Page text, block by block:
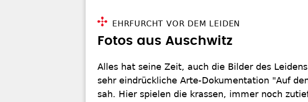
EHRFURCHT VOR DEM LEIDEN
Fotos aus Auschwitz
Alles hat seine Zeit, auch die Bilder des
sehr eindrückliche Arte-Dokumentation "Auf
sah. Hier spielen die krassen, immer noch